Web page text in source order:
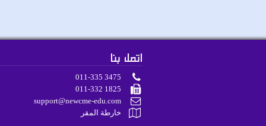
اتصل بنا
011-335 3475
011-332 1825
support@newcme-edu.com
خارطة المقر